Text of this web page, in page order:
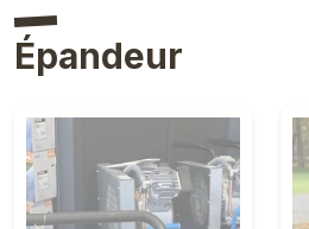
Épandeur